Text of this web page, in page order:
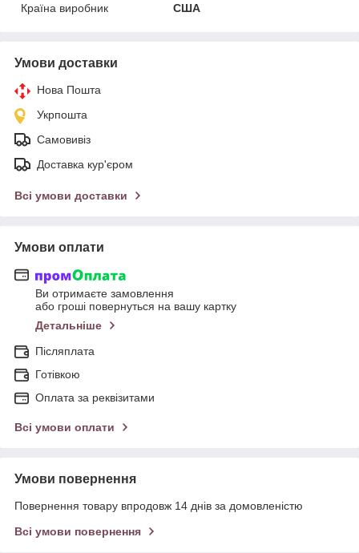
Країна виробник
США
Умови доставки
Нова Пошта
Укрпошта
Самовивіз
Доставка кур'єром
Всі умови доставки
Умови оплати
Ви отримаєте замовлення
або гроші повернуться на вашу картку
Детальніше
Післяплата
Готівкою
Оплата за реквізитами
Всі умови оплати
Умови повернення
Повернення товару впродовж 14 днів за домовленістю
Всі умови повернення